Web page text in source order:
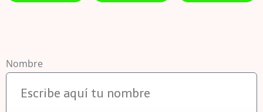
Nombre